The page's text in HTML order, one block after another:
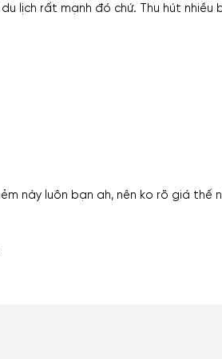
lịch rất mạnh đó chứ. Thu hút
này luôn bạn ah, nên ko rõ giá thế